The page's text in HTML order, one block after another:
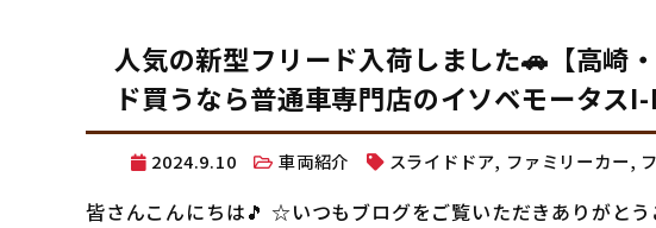
人気の新型フリード入荷しました🚗【高崎
ド買うなら普通車専門店のイソベモータスI-
2024.9.10 車両紹介 スライドドア, ファミリーカー,
皆さんこんにちは🎵 ☆いつもブログをご覧いただきありがとう